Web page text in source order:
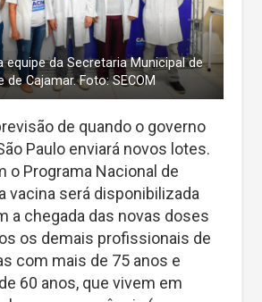
equipe da Secretaria Municipal de
de Cajamar. Foto: SECOM
de quando o governo
Paulo enviará novos lotes.
o Programa Nacional de
vacina será disponibilizada
a chegada das novas doses
os demais profissionais de
com mais de 75 anos e
60 anos, que vivem em